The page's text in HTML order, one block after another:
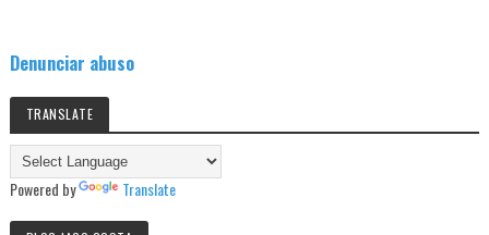
Denunciar abuso
TRANSLATE
Powered by Translate